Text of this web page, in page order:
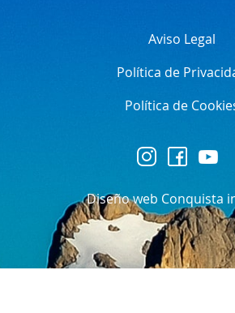
Aviso Legal
Política de
Política de
Diseño web Conquista